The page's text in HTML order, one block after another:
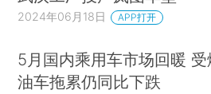
2024年06月18日 APP打开
5月国内乘用车市场回暖 受
油车拖累仍同比下跌